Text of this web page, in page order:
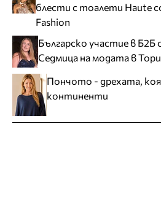
блести с тоалети Haute
Fashion
Българско участие в Б2Б
Седмица на модата в
Пончото - дрехата,
континенти